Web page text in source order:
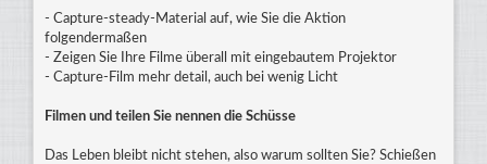
- Capture-steady-Material auf, wie Sie die Aktion
folgendermaßen
- Zeigen Sie Ihre Filme überall mit eingebautem Projektor
- Capture-Film mehr detail, auch bei wenig Licht
Filmen und teilen Sie nennen die Schüsse
Das Leben bleibt nicht stehen, also warum sollten Sie? Schießen